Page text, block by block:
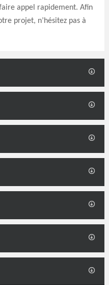
appel rapidement. Afin
projet, n’hésitez pas à